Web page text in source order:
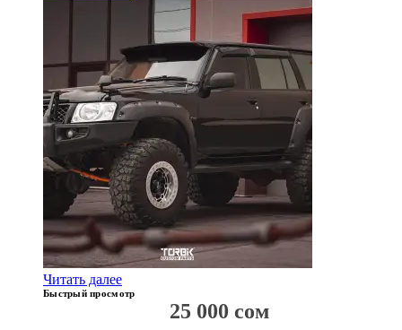
Читать далее
Быстрый просмотр
25 000 сом